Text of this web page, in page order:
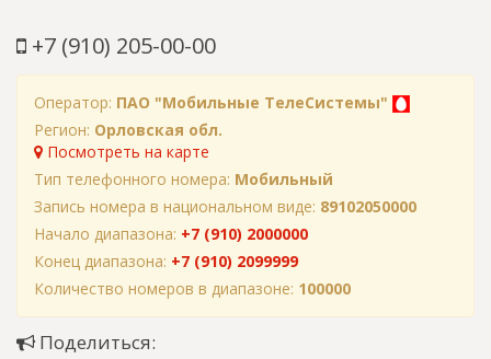
+7 (910) 205-00-00
Оператор: ПАО "Мобильные ТелеСистемы"
Регион: Орловская обл.
Посмотреть на карте
Тип телефонного номера: Мобильный
Запись номера в национальном виде: 89102050000
Начало диапазона: +7 (910) 2000000
Конец диапазона: +7 (910) 2099999
Количество номеров в диапазоне: 100000
Поделиться: